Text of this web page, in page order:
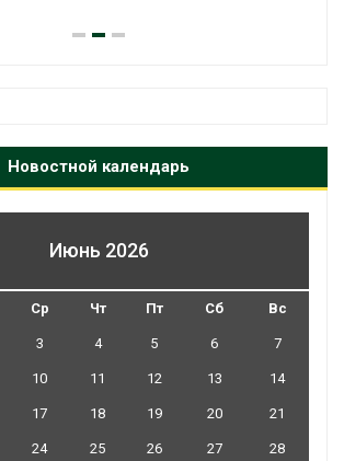
Новостной календарь
Июнь 2026
Ср Чт Пт Сб Вс
3 4 5 6 7
10 11 12 13 14
17 18 19 20 21
24 25 26 27 28